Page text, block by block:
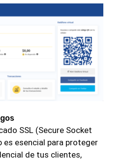
SSL (Secure Socket
es esencial para proteger
de tus clientes,